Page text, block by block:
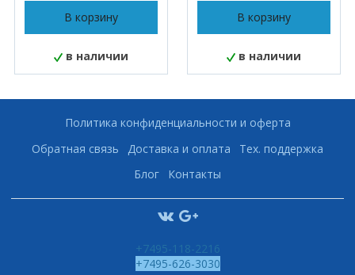
В корзину
в наличии
В корзину
в наличии
Политика конфиденциальности и оферта
Обратная связь
Доставка и оплата
Тех. поддержка
Блог
Контакты
+7495-118-2216
+7495-626-3030